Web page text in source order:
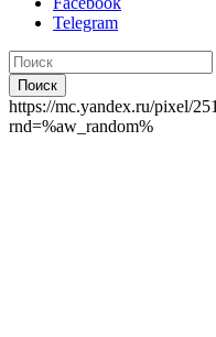
Telegram
Поиск
https://mc.yandex.ru/pixel/
rnd=%aw_random%